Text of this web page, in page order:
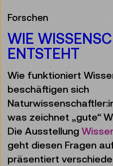
Forschen
WIE
ENTSTEHT
Wie funktioniert
beschäftigen sich
was zeichnet „gute“
Die Ausstellung
geht diesen Fragen
präsentiert